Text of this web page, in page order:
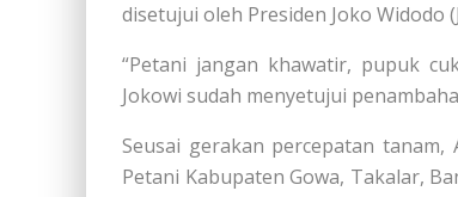
disetujui oleh Presiden Joko Widodo
“Petani jangan khawatir, pupuk
Jokowi sudah menyetujui
Seusai gerakan percepatan
Petani Kabupaten Gowa, Takalar,